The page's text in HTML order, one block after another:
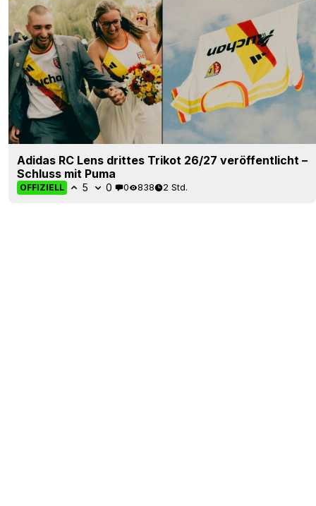
Adidas RC Lens drittes Trikot 26/27 veröffentlicht –
Schluss mit Puma
OFFIZIELL 5 0 0 838 2 Std.